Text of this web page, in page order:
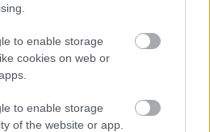
to enable storage
cookies on web or
to enable storage
of the website or app.